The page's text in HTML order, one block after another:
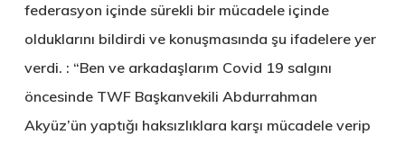
federasyon içinde sürekli bir mücadele içinde
olduklarını bildirdi ve konuşmasında şu ifadelere yer
verdi. : “Ben ve arkadaşlarım Covid 19 salgını
öncesinde TWF Başkanvekili Abdurrahman
Akyüz’ün yaptığı haksızlıklara karşı mücadele verip